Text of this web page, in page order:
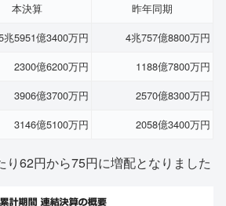
本決算
昨年同期
兆5951億3400万円
4兆757億8800万円
2300億6200万円
1188億7800万円
3906億3700万円
2570億8300万円
3146億5100万円 2058億3400万円
り62円から75円に増配となりました